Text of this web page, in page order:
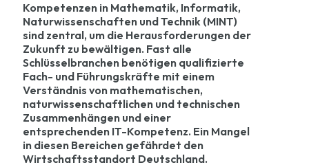
Kompetenzen in Mathematik, Informatik,
Naturwissenschaften und Technik (MINT)
sind zentral, um die Herausforderungen der
Zukunft zu bewältigen. Fast alle
Schlüsselbranchen benötigen qualifizierte
Fach- und Führungskräfte mit einem
Verständnis von mathematischen,
naturwissenschaftlichen und technischen
Zusammenhängen und einer
entsprechenden IT-Kompetenz. Ein Mangel
in diesen Bereichen gefährdet den
Wirtschaftsstandort Deutschland.